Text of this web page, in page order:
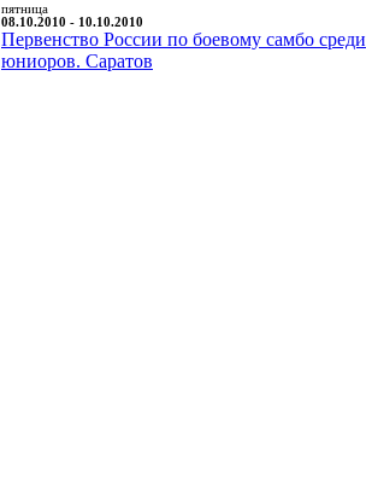
пятница
08.10.2010 - 10.10.2010
Первенство России по боевому самбо среди
юниоров. Саратов